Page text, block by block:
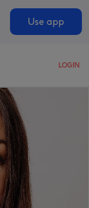
Use app
LOGIN